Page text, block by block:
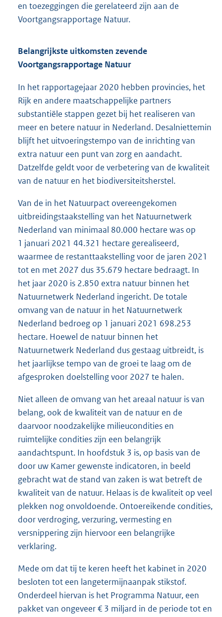
en toezeggingen die gerelateerd zijn aan de
Voortgangsrapportage Natuur.
Belangrijkste uitkomsten zevende
Voortgangsrapportage Natuur
In het rapportagejaar 2020 hebben provincies, het
Rijk en andere maatschappelijke partners
substantiële stappen gezet bij het realiseren van
meer en betere natuur in Nederland. Desalniettemin
blijft het uitvoeringstempo van de inrichting van
extra natuur een punt van zorg en aandacht.
Datzelfde geldt voor de verbetering van de kwaliteit
van de natuur en het biodiversiteitsherstel.
Van de in het Natuurpact overeengekomen
uitbreidingstaakstelling van het Natuurnetwerk
Nederland van minimaal 80.000 hectare was op
1 januari 2021 44.321 hectare gerealiseerd,
waarmee de restanttaakstelling voor de jaren 2021
tot en met 2027 dus 35.679 hectare bedraagt. In
het jaar 2020 is 2.850 extra natuur binnen het
Natuurnetwerk Nederland ingericht. De totale
omvang van de natuur in het Natuurnetwerk
Nederland bedroeg op 1 januari 2021 698.253
hectare. Hoewel de natuur binnen het
Natuurnetwerk Nederland dus gestaag uitbreidt, is
het jaarlijkse tempo van de groei te laag om de
afgesproken doelstelling voor 2027 te halen.
Niet alleen de omvang van het areaal natuur is van
belang, ook de kwaliteit van de natuur en de
daarvoor noodzakelijke milieucondities en
ruimtelijke condities zijn een belangrijk
aandachtspunt. In hoofdstuk 3 is, op basis van de
door uw Kamer gewenste indicatoren, in beeld
gebracht wat de stand van zaken is wat betreft de
kwaliteit van de natuur. Helaas is de kwaliteit op veel
plekken nog onvoldoende. Ontoereikende condities,
door verdroging, verzuring, vermesting en
versnippering zijn hiervoor een belangrijke
verklaring.
Mede om dat tij te keren heeft het kabinet in 2020
besloten tot een langetermijnaanpak stikstof.
Onderdeel hiervan is het Programma Natuur, een
pakket van ongeveer € 3 miljard in de periode tot en